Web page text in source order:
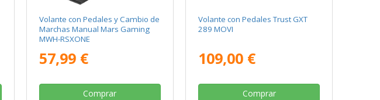
Volante con Pedales y Cambio de
Marchas Manual Mars Gaming
MWH-RSXONE
57,99 €
Comprar
Volante con Pedales Trust GXT
289 MOVI
109,00 €
Comprar